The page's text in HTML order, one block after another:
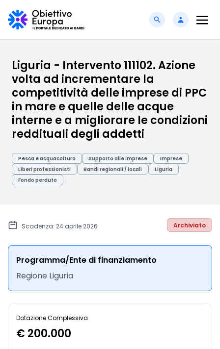
Liguria - Intervento 111102. Azione
volta ad incrementare la
competitività delle imprese di PPC
in mare e quelle delle acque
interne e a migliorare le condizioni
reddituali degli addetti
Pesca e acquacoltura Supporto alle imprese
Imprese
Liberi professionisti
Bandi regionali / locali
Liguria
Fondo perduto
Scadenza: 24 aprile 2026 Archiviato
Programma/Ente di finanziamento
Regione Liguria
Dotazione Complessiva
€ 200.000